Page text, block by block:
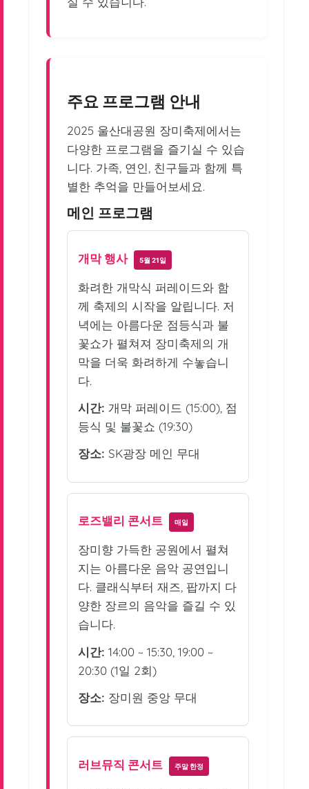
주요 프로그램 안내
2025 울산대공원 장미축제에서는
다양한 프로그램을 즐기실 수 있습
니다. 가족, 연인, 친구들과 함께 특
별한 추억을 만들어보세요.
메인 프로그램
개막 행사 5월 21일
화려한 개막식 퍼레이드와 함
께 축제의 시작을 알립니다. 저
녁에는 아름다운 점등식과 불
꽃쇼가 펼쳐져 장미축제의 개
막을 더욱 화려하게 수놓습니
다.
시간: 개막 퍼레이드 (15:00), 점
등식 및 불꽃쇼 (19:30)
장소: SK광장 메인 무대
로즈밸리 콘서트 매일
장미향 가득한 공원에서 펼쳐
지는 아름다운 음악 공연입니
다. 클래식부터 재즈, 팝까지 다
양한 장르의 음악을 즐길 수 있
습니다.
시간: 14:00 ~ 15:30, 19:00 ~
20:30 (1일 2회)
장소: 장미원 중앙 무대
러브뮤직 콘서트 주말 한정